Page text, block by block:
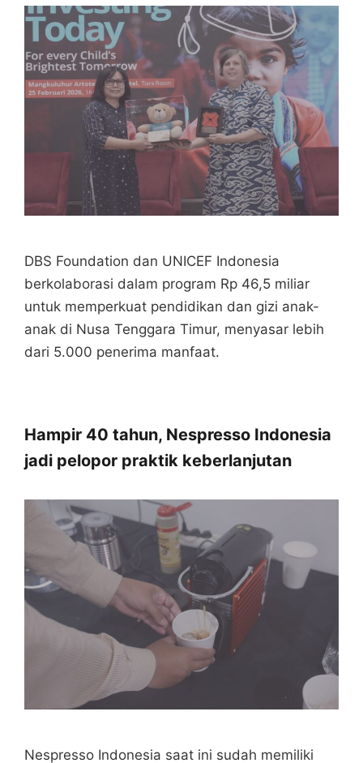
DBS Foundation dan UNICEF Indonesia
berkolaborasi dalam program Rp 46,5 miliar
untuk memperkuat pendidikan dan gizi anak-
anak di Nusa Tenggara Timur, menyasar lebih
dari 5.000 penerima manfaat.
Hampir 40 tahun, Nespresso Indonesia
jadi pelopor praktik keberlanjutan
Nespresso Indonesia saat ini sudah memiliki